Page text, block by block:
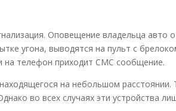
Оповещение владельца авто
угона, выводятся на пульт с
на телефон приходит СМС сообщение.
на небольшом расстоянии.
во всех случаях эти устройства